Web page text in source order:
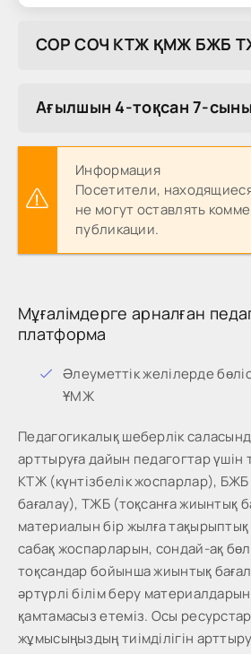
COP COЧ KTЖ ҚMЖ БЖБ
Ағылшын 4-тоқсан 7-
Информация
Посетители,
не могут оставлять
публикации.
Мұғалімдерге арналған
платформа
Әлеуметтік желілерде
ҰМЖ
Педагогикалық шеберлік
арттыруға дайын педагогтар үшін
КТЖ (күнтізбелік жоспарлар),
бағалау), ТЖБ (тоқсанға жиынтық
материалын бір жылға
сабақ жоспарларын, сондай-ақ
тоқсандар бойынша жиынтық
әртүрлі білім беру
қамтамасыз етеміз. Осы
жұмысыңыздың тиімділігін